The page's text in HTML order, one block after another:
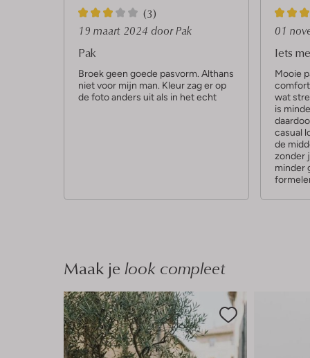
3
S
t
e
r
(3)
19 maart 2024 door Pak
Pak
Broek geen goede pasvorm. Althans
niet voor mijn man. Kleur zag er op
de foto anders uit als in het echt
5
S
t
e
r
r
e
n
01
Iets
Mooie
wat
is
casual
de
zonder
minder
Maak je look compleet